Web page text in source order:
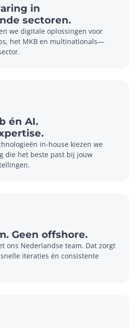
in
sectoren.
we digitale oplossingen voor
het MKB en multinationals—
én AI.
in-house kiezen we
die het beste past bij jouw
Geen offshore.
ons Nederlandse team. Dat zorgt
iteraties én consistente